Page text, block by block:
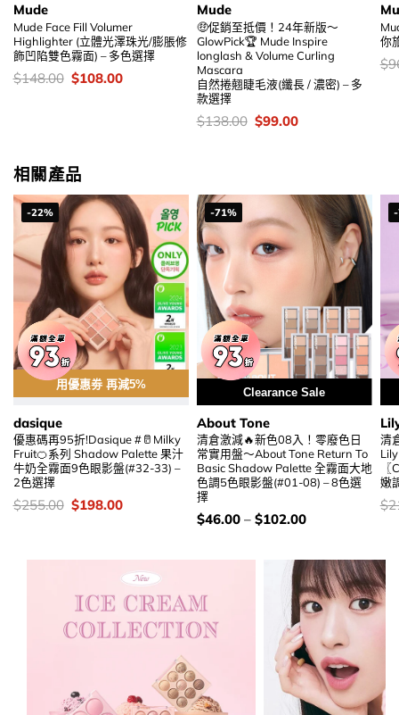
加入購物袋
Mude
Mude Face Fill Volumer
Highlighter (立體光澤珠光/膨脹修
飾凹陷雙色霧面) – 多色選擇
價
錢：
$148.00 Original
price
$108.00Current
Mude
🤑促銷至抵價！24年新版～
GlowPick🏆 Mude Inspire
longlash & Volume Curling
Mascara
自然捲翹睫毛液(纖長 / 濃密) – 多
款選擇
價
錢：
$138.00 Original
price
$99.00Current
你
價
錢
$
相關產品
-22%
用優惠劵 再減5%
dasique
優惠碼再95折!Dasique #🥛Milky
Fruit🍊系列 Shadow Palette 果汁
牛奶全霧面9色眼影盤(#32-33) –
2色選擇
價
$255.00 Original
$198.00Current
-71%
Clearance Sale
About Tone
清倉激減🔥新色08入！零廢色日
常實用盤～About Tone Return To
Basic Shadow Palette 全霧面大地
色調5色眼影盤(#01-08) – 8色選
擇
價
$46.00– $102.00
清
嫩
價
$